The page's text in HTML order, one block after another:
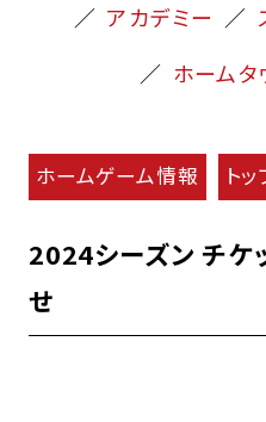
アカデミー
ホームタ
ホームゲーム情報 ト
2024シーズン チケ
せ